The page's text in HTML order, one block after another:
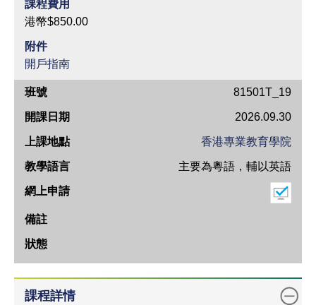
課程費用
港幣$850.00
附件
開戶指南
班
號
開
日
期
上
課
地
點
教
81501T_19
2026.09.30
香港專業教育學院
主要為粵語，輔以英語
課程詳情